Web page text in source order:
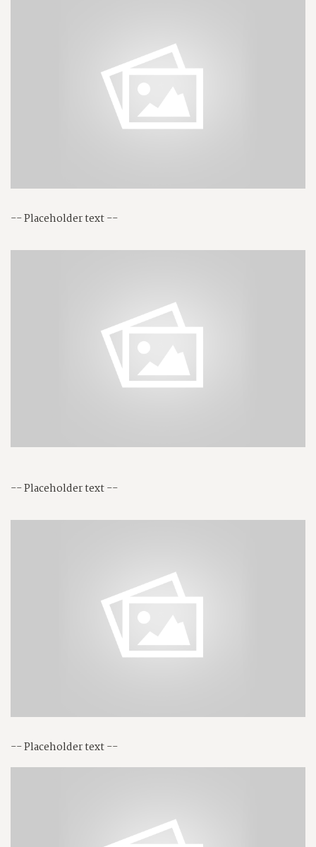
-- Placeholder text --
-- Placeholder text --
-- Placeholder text --